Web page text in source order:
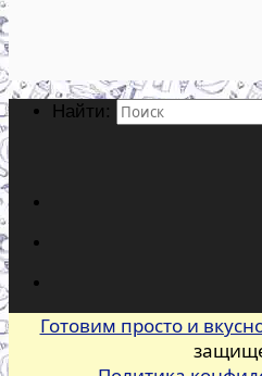
Найти:
Готовим просто и